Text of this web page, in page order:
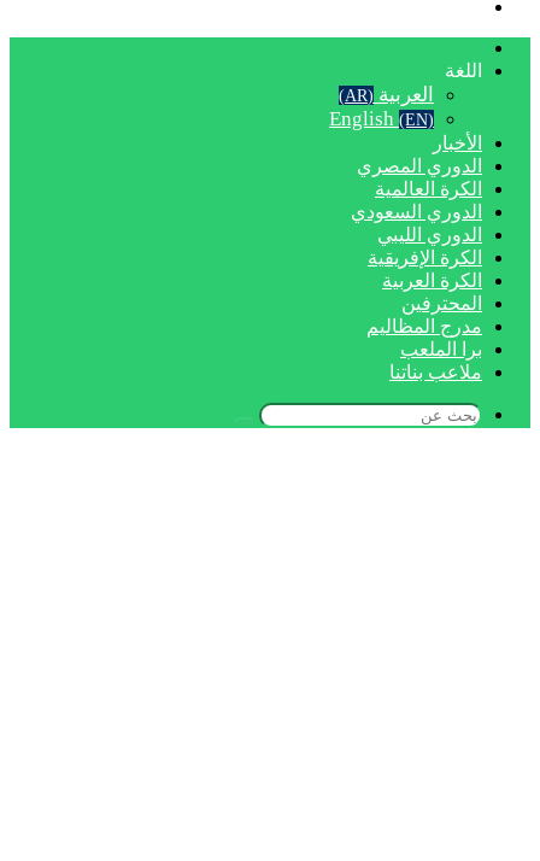
اللغة
العربية (AR)
English (EN)
الأخبار
الدوري المصري
الكرة العالمية
الدوري السعودي
الدوري الليبي
الكرة الإفريقية
الكرة العربية
المحترفين
مدرج المظاليم
برا الملعب
ملاعب بناتنا
بحث